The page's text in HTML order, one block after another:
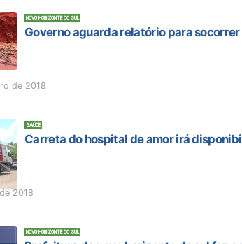
NOVO HORIZONTE DO SUL
Governo aguarda relatório para
de 2018
SAÚDE
Carreta do hospital de amor irá
2018
NOVO HORIZONTE DO SUL